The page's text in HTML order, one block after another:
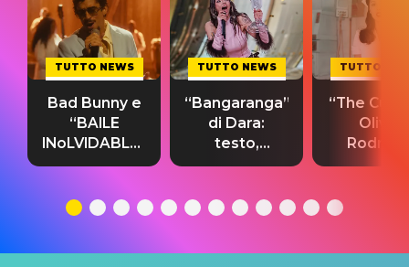
TUTTO NEWS
Bad Bunny e
“BAILE
INoLVIDABLE”:
testo,
significato
TUTTO NEWS
“Bangaranga”
di Dara:
testo,
traduzione e
del singolo
TUTTO
“The
Olivia
testo,